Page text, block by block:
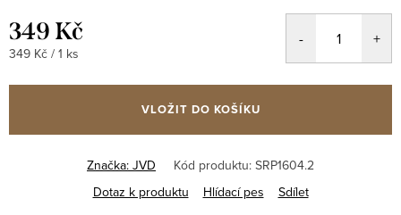
349 Kč
Měrná
349 Kč / 1 ks
VLOŽIT DO KOŠÍKU
Značka: JVD Kód produktu: SRP1604.2
Dotaz k produktu
Hlídací pes Sdílet